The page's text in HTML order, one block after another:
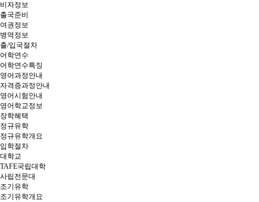
비자정보
출국준비
여권정보
병역정보
출/입국절차
어학연수
어학연수특징
영어과정안내
자격증과정안내
영어시험안내
영어학교정보
장학혜택
정규유학
정규유학개요
입학절차
대학교
TAFE국립대학
사립전문대
조기유학
조기유학개요